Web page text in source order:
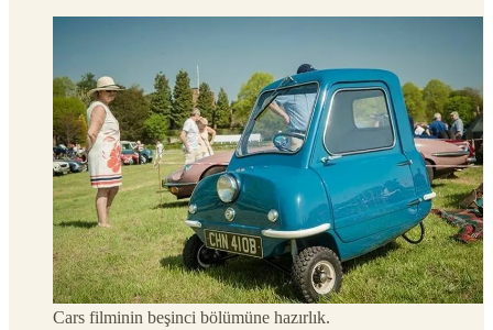
Cars filminin beşinci bölümüne hazırlık.